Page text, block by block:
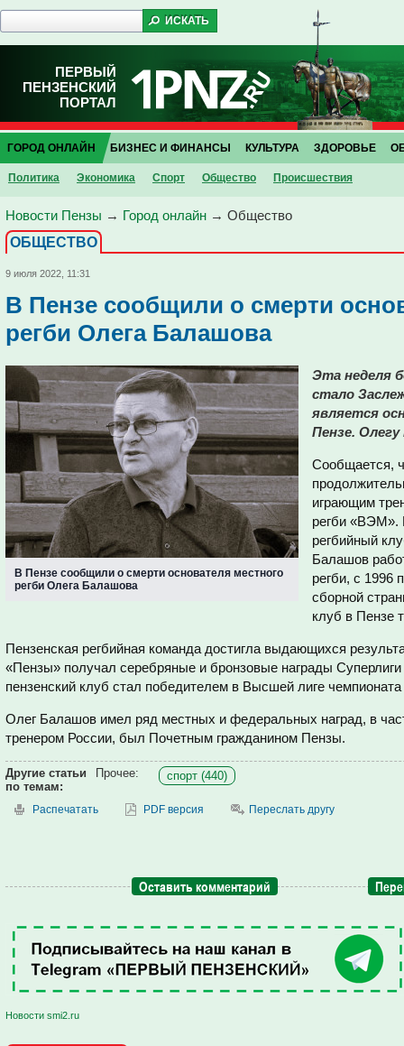
ПЕРВЫЙ
ПЕНЗЕНСКИЙ
ПОРТАЛ
ГОРОД ОНЛАЙН
Политика Экономика Спорт Общество Проиcшествия
БИЗНЕС И ФИНАНСЫ КУЛЬТУРА ЗДОРОВЬЕ
Новости Пензы → Город онлайн → Общество
ОБЩЕСТВО
9 июля 2022, 11:31
В Пензе сообщили о смерти
регби Олега Балашова
В Пензе сообщили о смерти основателя местного
регби Олега Балашова
Эта неделя
стало
является
Пензе.
Сообщается,
играющим
регби «ВЭМ».
регбийный
Балашов
регби, с 1996
сборной
клуб в Пензе
Пензенская регбийная команда достигла выдающихся
«Пензы» получал серебряные и бронзовые награды
пензенский клуб стал победителем в Высшей лиге
Олег Балашов имел ряд местных и федеральных наград, в
тренером России, был Почетным гражданином Пензы.
Другие статьи
по темам:
Прочее: спорт (440)
Распечатать PDF версия Переслать другу
Оставить комментарий
Новости smi2.ru